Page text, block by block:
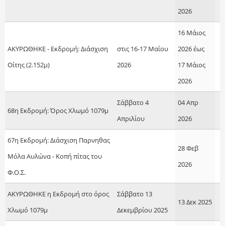
2026
ΑΚΥΡΩΘΗΚΕ - Εκδρομή: Διάσχιση
Οίτης (2.152μ)
στις 16-17 Μαΐου
2026
16 Μάιος
2026έως
17 Μάιος
2026
68η Εκδρομή: Όρος Χλωμό 1079μ
Σάββατο 4
Απριλίου
04 Απρ
2026
67η Εκδρομή: Διάσχιση Παρνηθας
Μόλα Αυλώνα - Κοπή πίτας του
Φ.Ο.Σ.
28 Φεβ
2026
ΑΚΥΡΩΘΗΚΕ η Εκδρομή στο όρος
Χλωμό 1079μ
Σάββατο 13
Δεκεμβρίου 2025
13 Δεκ 2025